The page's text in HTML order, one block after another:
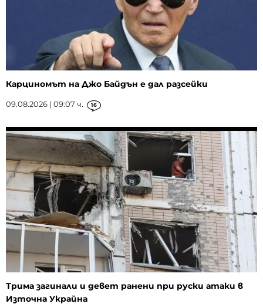
Карциномът на Джо Байдън е дал разсейки
09.08.2026 | 09:07 ч. 16
Трима загинали и девет ранени при руски атаки в
Източна Украйна